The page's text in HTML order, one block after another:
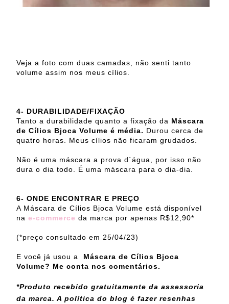
Veja a foto com duas camadas, não senti tanto
volume assim nos meus cílios.
4- DURABILIDADE/FIXAÇÃO
Tanto a durabilidade quanto a fixação da Máscara
de Cílios Bjoca Volume é média. Durou cerca de
quatro horas. Meus cílios não ficaram grudados.
Não é uma máscara a prova d´água, por isso não
dura o dia todo. É uma máscara para o dia-dia.
6- ONDE ENCONTRAR E PREÇO
A Máscara de Cílios Bjoca Volume está disponível
na e-commerce da marca por apenas R$12,90*
(*preço consultado em 25/04/23)
E você já usou a Máscara de Cílios Bjoca
Volume? Me conta nos comentários.
*Produto recebido gratuitamente da assessoria
da marca. A política do blog é fazer resenhas